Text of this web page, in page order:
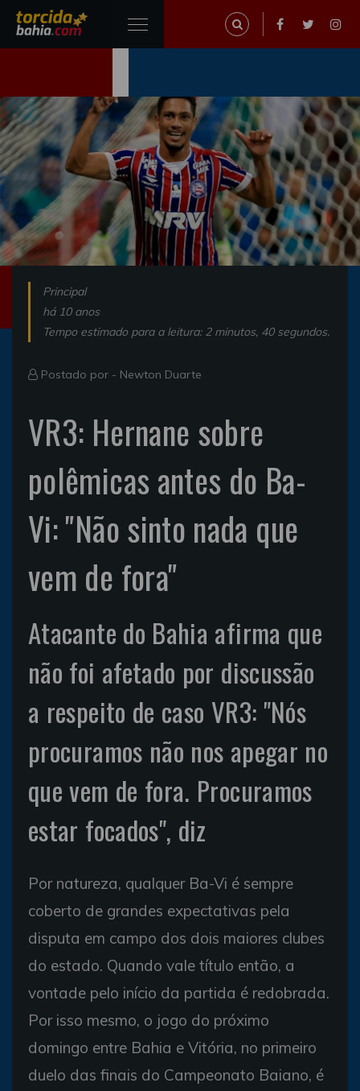
Principal
há 10 anos
Tempo estimado para a leitura: 2 minutos, 40 segundos.
Postado por - Newton Duarte
VR3: Hernane sobre
polêmicas antes do Ba-
Vi: "Não sinto nada que
vem de fora"
Atacante do Bahia afirma que
não foi afetado por discussão
a respeito de caso VR3: "Nós
procuramos não nos apegar no
que vem de fora. Procuramos
estar focados", diz
Por natureza, qualquer Ba-Vi é sempre
coberto de grandes expectativas pela
disputa em campo dos dois maiores clubes
do estado. Quando vale título então, a
vontade pelo início da partida é redobrada.
Por isso mesmo, o jogo do próximo
domingo entre Bahia e Vitória, no primeiro
duelo das finais do Campeonato Baiano, é